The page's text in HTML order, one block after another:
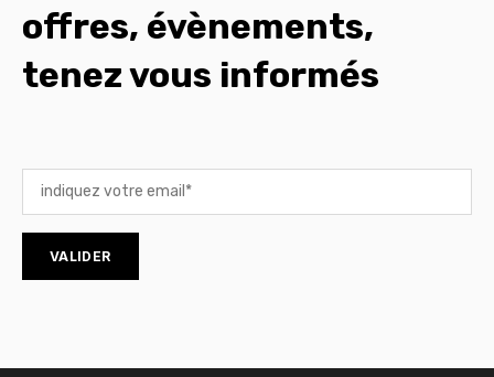
offres, évènements,
tenez vous informés